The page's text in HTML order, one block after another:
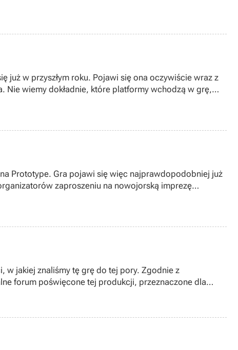
już w przyszłym roku. Pojawi się ona oczywiście wraz z
wiemy dokładnie, które platformy wchodzą w grę,
Prototype. Gra pojawi się więc najprawdopodobniej już
zaproszeniu na nowojorską imprezę
w jakiej znaliśmy tę grę do tej pory. Zgodnie z
forum poświęcone tej produkcji, przeznaczone dla